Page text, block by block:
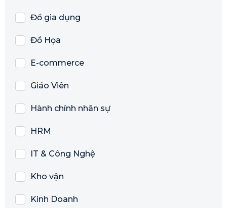
Đồ gia dụng
Đồ Họa
E-commerce
Giáo Viên
Hành chính nhân sự
HRM
IT & Công Nghệ
Kho vận
Kinh Doanh